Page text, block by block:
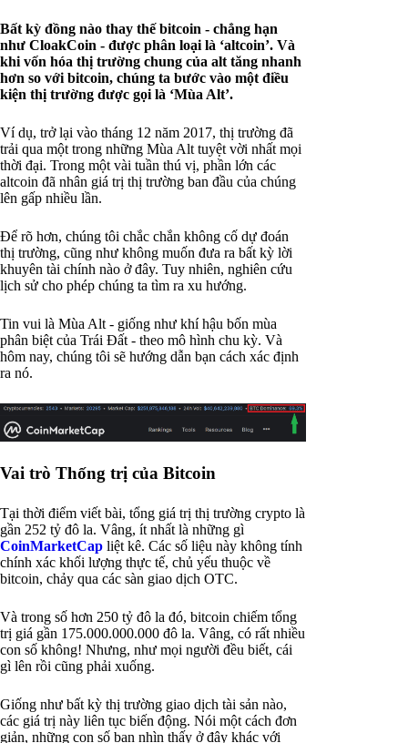
Bất kỳ đồng nào thay thế bitcoin - chẳng hạn
như CloakCoin - được phân loại là ‘altcoin’. Và
khi vốn hóa thị trường chung của alt tăng nhanh
hơn so với bitcoin, chúng ta bước vào một điều
kiện thị trường được gọi là ‘Mùa Alt’.
Ví dụ, trở lại vào tháng 12 năm 2017, thị trường đã
trải qua một trong những Mùa Alt tuyệt vời nhất mọi
thời đại. Trong một vài tuần thú vị, phần lớn các
altcoin đã nhân giá trị thị trường ban đầu của chúng
lên gấp nhiều lần.
Để rõ hơn, chúng tôi chắc chắn không cố dự đoán
thị trường, cũng như không muốn đưa ra bất kỳ lời
khuyên tài chính nào ở đây. Tuy nhiên, nghiên cứu
lịch sử cho phép chúng ta tìm ra xu hướng.
Tin vui là Mùa Alt - giống như khí hậu bốn mùa
phân biệt của Trái Đất - theo mô hình chu kỳ. Và
hôm nay, chúng tôi sẽ hướng dẫn bạn cách xác định
ra nó.
Vai trò Thống trị của Bitcoin
Tại thời điểm viết bài, tổng giá trị thị trường crypto là
gần 252 tỷ đô la. Vâng, ít nhất là những gì
CoinMarketCap liệt kê. Các số liệu này không tính
chính xác khối lượng thực tế, chủ yếu thuộc về
bitcoin, chảy qua các sàn giao dịch OTC.
Và trong số hơn 250 tỷ đô la đó, bitcoin chiếm tổng
trị giá gần 175.000.000.000 đô la. Vâng, có rất nhiều
con số không! Nhưng, như mọi người đều biết, cái
gì lên rồi cũng phải xuống.
Giống như bất kỳ thị trường giao dịch tài sản nào,
các giá trị này liên tục biến động. Nói một cách đơn
giản, những con số bạn nhìn thấy ở đây khác với